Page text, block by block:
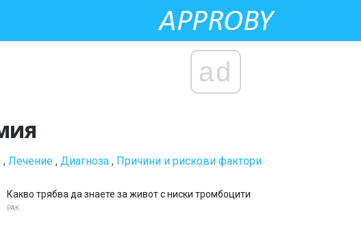
ad
, Лечение , Диагноза , Причини и рискови фактори
Какво трябва да знаете за живот с ниски тромбоцити
РАК